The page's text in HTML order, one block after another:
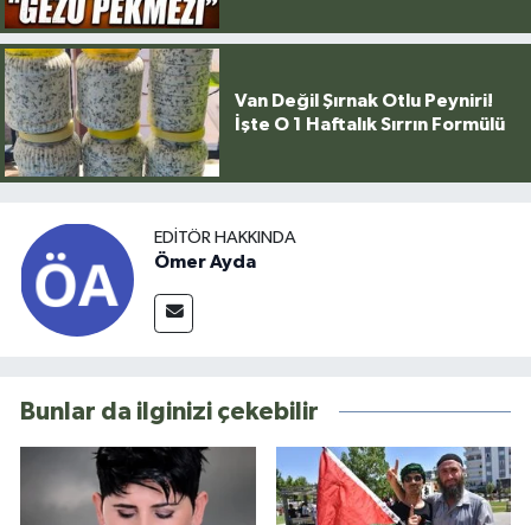
Van Değil Şırnak Otlu Peyniri!
İşte O 1 Haftalık Sırrın Formülü
EDITÖR HAKKINDA
Ömer Ayda
Bunlar da ilginizi çekebilir